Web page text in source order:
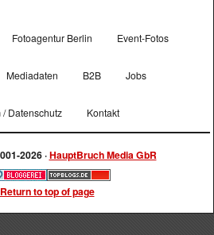
Fotoagentur Berlin Event-Fotos
Mediadaten B2B Jobs
/ Datenschutz Kontakt
2026 ·HauptBruch Media GbR
Return to top of page